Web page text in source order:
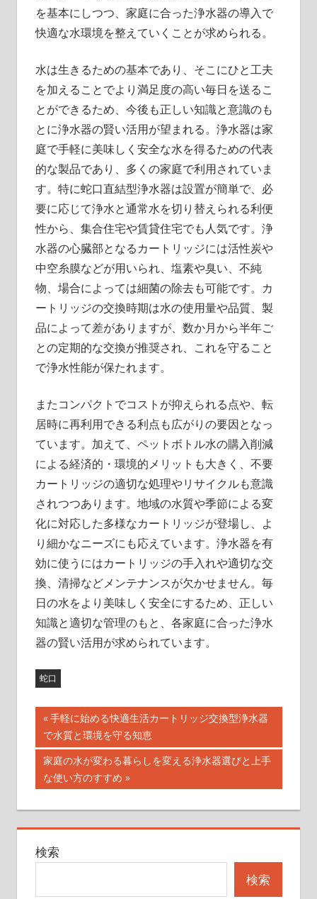
を基本にしつつ、家庭に合った浄水器の導入で
快適な水環境を整えていくことが求められる。
水は生きるための基本であり、そこにひと工夫
を加えることでより満足度の高い毎日を送るこ
とができるため、今後も正しい知識と意識のも
とに浄水器の賢い活用が望まれる。浄水器は家
庭で手軽に美味しく安全な水を得るための代表
的な製品であり、多くの家庭で利用されていま
す。特に蛇口直結型浄水器は設置が簡単で、必
要に応じて浄水と通常水を切り替えられる利便
性から、集合住宅や賃貸住宅でも人気です。浄
水器の心臓部となるカートリッジには活性炭や
中空糸膜などが用いられ、塩素や臭い、不純
物、場合によっては細菌の除去も可能です。カ
ートリッジの交換時期は水の使用量や品質、製
品によって差がありますが、数か月から半年ご
との定期的な交換が推奨され、これを守ること
で浄水性能が保たれます。
またコンパクトでコストが抑えられる点や、転
居時に再利用できる利点も広がりの要因となっ
ています。加えて、ペットボトル水の購入削減
による経済的・環境的メリットも大きく、不要
カートリッジの適切な処理やリサイクルも意識
されつつあります。地域の水質や季節による変
化に対応した多様なカートリッジが登場し、よ
り細かなニーズにも応えています。浄水器を有
効に使うにはカートリッジの手入れや適切な交
換、清掃などメンテナンスが欠かせません。毎
日の水をより美味しく安全にするため、正しい
知識と適切な管理のもと、各家庭に合った浄水
器の賢い活用が求められています。
蛇口
投
稿
ナ
ビ
ゲ
ー
前
の
記
事:
手軽に始める快適生活カートリッジ交換型浄水器
で水質と環境を守る知恵
次
の
記
事:
家庭の水が変わる暮らしを変える浄水器選びと上手
な使い方のすすめ
検索
検索